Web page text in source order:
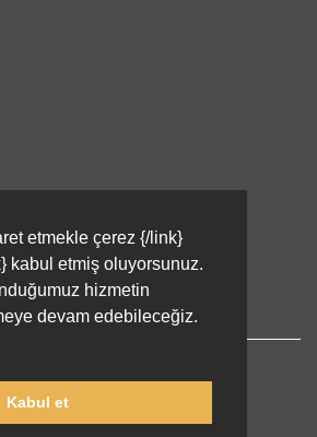
etmekle çerez {/link}
kabul etmiş oluyorsunuz.
hizmetin
devam edebileceğiz.
Kabul et
2026 lernu.net |Impressum